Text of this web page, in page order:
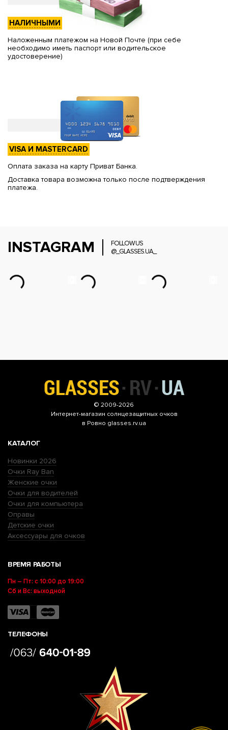
НАЛИЧНЫМИ
Наложенным платежом на Новой Почте (при себе
необходимо иметь паспорт или водительское
удостоверение)
VISA И MASTERCARD
Оплата заказа на карту Приват Банка.
Доставка товара возможна только после подтверждения
платежа.
INSTAGRAM
FOLLOW US
@_GLASSES.UA_
© 2009-2026
Интернет-магазин солнцезащитных очков
в Ровно glasses.rv.ua
КАТАЛОГ
Новинки 2026
Очки Ray Ban
Женские очки
Очки для водителей
Очки для компьютера
Оправы
Детские очки
Аксессуары для очков
ВРЕМЯ РАБОТЫ
Пн – Пт: с 10:00 до 19:00
Сб и Вс: выходной
ТЕЛЕФОНЫ